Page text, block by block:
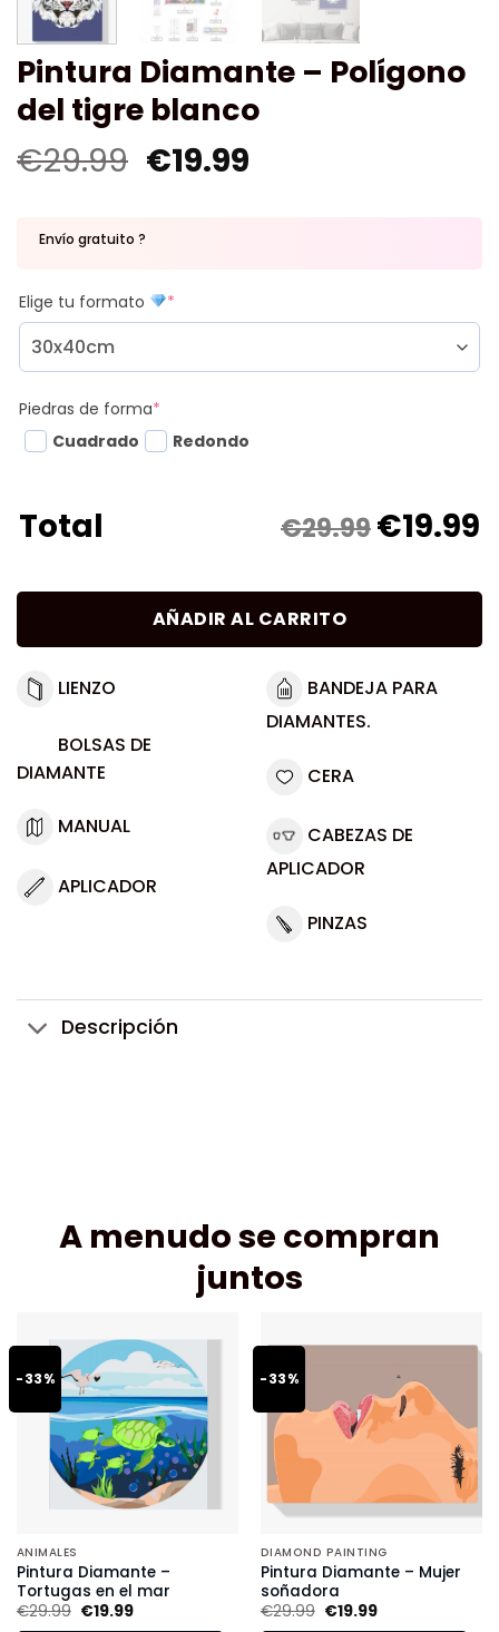
Pintura Diamante – Polígono
del tigre blanco
€29.99 €19.99
Envío gratuito ?
Elige tu formato *
Piedras de forma*
Cuadrado
Redondo
Total €29.99€19.99
AÑADIR AL CARRITO
LIENZO
BOLSAS DE
DIAMANTE
MANUAL
APLICADOR
BANDEJA PARA
DIAMANTES.
CERA
CABEZAS DE
APLICADOR
PINZAS
Descripción
A menudo se compran
juntos
-33%
ANIMALES
Pintura Diamante –
Tortugas en el mar
€29.99 €19.99
-33%
DIAMOND PAINTING
Pintura Diamante – Mujer
soñadora
€29.99 €19.99